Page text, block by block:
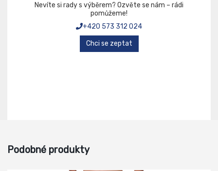
Nevíte si rady s výběrem? Ozvěte se nám – rádi
pomůžeme!
+420 573 312 024
Chci se zeptat
Podobné produkty